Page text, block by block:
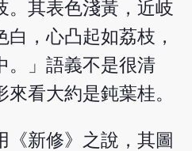
。其表色淺黃，近岐
，心凸起如荔枝，
。」語義不是很清
看大約是鈍葉桂。
《新修》之說，其圖